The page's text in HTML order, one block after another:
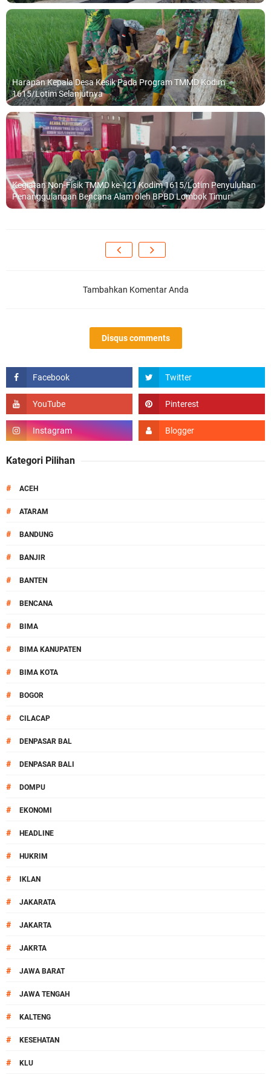
Harapan Kepala Desa Kesik Pada Program TMMD Kodim
1615/Lotim Selanjutnya
Kegiatan Non-Fisik TMMD ke-121 Kodim 1615/Lotim Penyuluhan
Penanggulangan Bencana Alam oleh BPBD Lombok Timur
Tambahkan Komentar Anda
Disqus comments
Kategori Pilihan
# ACEH
# ATARAM
# BANDUNG
# BANJIR
# BANTEN
# BENCANA
# BIMA
# BIMA KANUPATEN
# BIMA KOTA
# BOGOR
# CILACAP
# DENPASAR BAL
# DENPASAR BALI
# DOMPU
# EKONOMI
# HEADLINE
# HUKRIM
# IKLAN
# JAKARATA
# JAKARTA
# JAKRTA
# JAWA BARAT
# JAWA TENGAH
# KALTENG
# KESEHATAN
# KLU